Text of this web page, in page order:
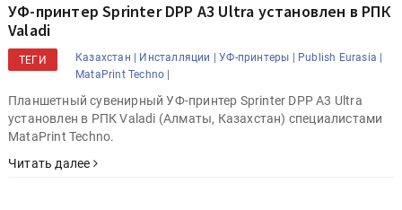
УФ-принтер Sprinter DPP A3 Ultra установлен в РПК
Valadi
ТЕГИ Казахстан | Инсталляции | УФ-принтеры |
Publish Eurasia |
MataPrint Techno |
Планшетный сувенирный УФ-принтер Sprinter DPP A3 Ultra
установлен в РПК Valadi (Алматы, Казахстан) специалистами
MataPrint Techno.
Читать далее